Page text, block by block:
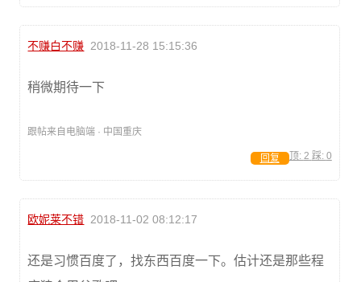
不赚白不赚 2018-11-28 15:15:36
稍微期待一下
跟帖来自电脑端 · 中国重庆
顶: 2 踩: 0
回复
欧妮莱不错 2018-11-02 08:12:17
还是习惯百度了，找东西百度一下。估计还是那些程